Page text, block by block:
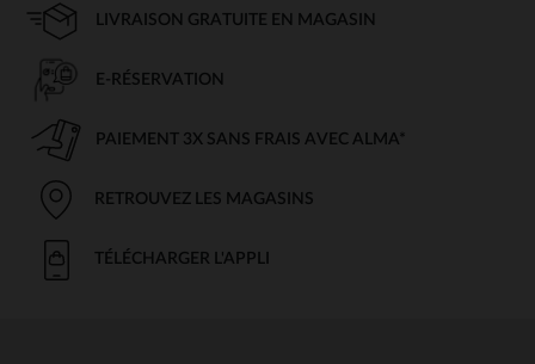
LIVRAISON GRATUITE EN MAGASIN
E-RÉSERVATION
PAIEMENT 3X SANS FRAIS AVEC ALMA*
RETROUVEZ LES MAGASINS
TÉLÉCHARGER L'APPLI